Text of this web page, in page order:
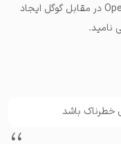
به گفته ماسک، ایده اولیه آنها این بوده که OpenAI در مقابل گوگل ایجاد
خطرناک باشد